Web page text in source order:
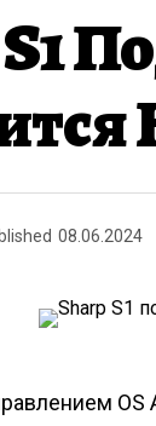
08.06.2024